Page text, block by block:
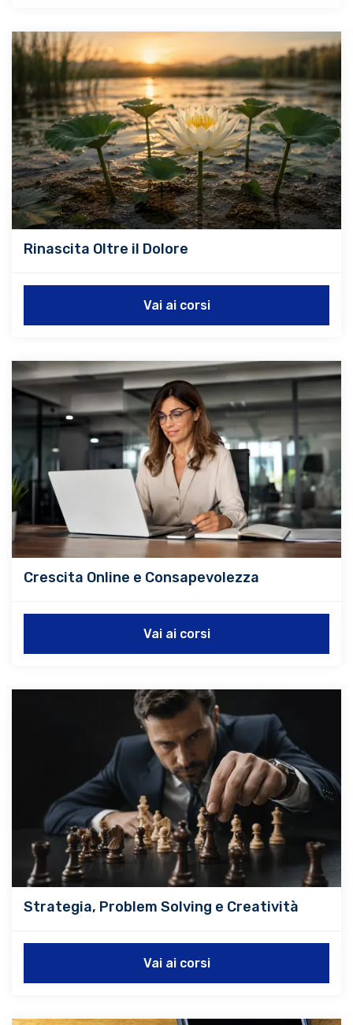
Rinascita Oltre il Dolore
Vai ai corsi
Crescita Online e Consapevolezza
Vai ai corsi
Strategia, Problem Solving e Creatività
Vai ai corsi